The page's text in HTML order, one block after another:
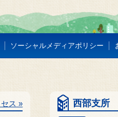
ソーシャルメディアポリシー
ス » 西部支所